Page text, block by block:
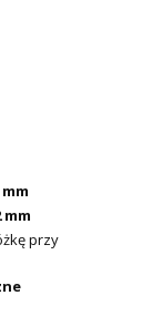
mm
mm
przy